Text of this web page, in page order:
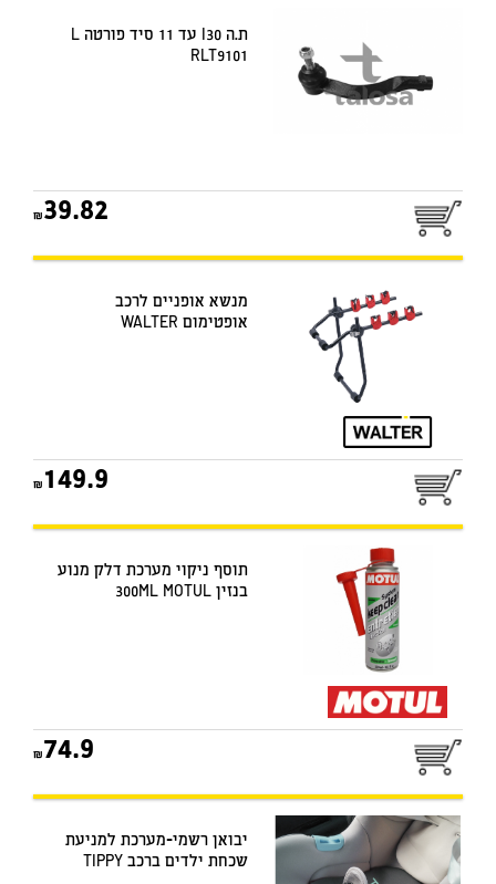
ת.ה I30 עד 11 סיד פורטה L
RLT9101
39.82
מנשא אופניים לרכב
אופטימום WALTER
149.9
תוסף ניקוי מערכת דלק מנוע
בנזין 300ML MOTUL
74.9
יבואן רשמי-מערכת למניעת
שכחת ילדים ברכב TIPPY